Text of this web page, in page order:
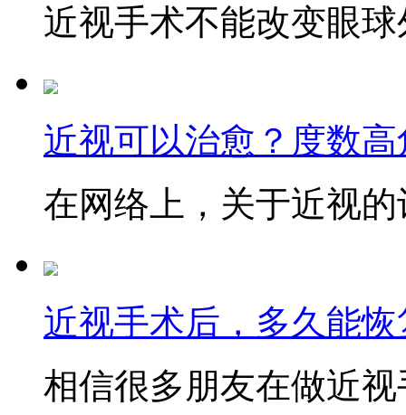
近视手术不能改变眼
近视可以治愈？度数
在网络上，关于近视
近视手术后，多久能
相信很多朋友在做近